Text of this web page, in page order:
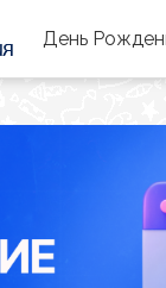
День